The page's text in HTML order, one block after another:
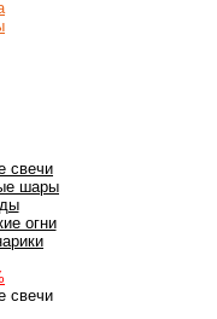
свечи
шары
огни
свечи